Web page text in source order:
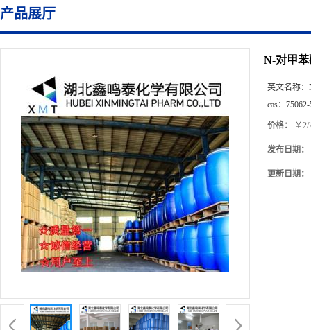
产品展厅
N-对甲
英文名称：
cas：
价格： ￥2/
发布日期：
更新日期：